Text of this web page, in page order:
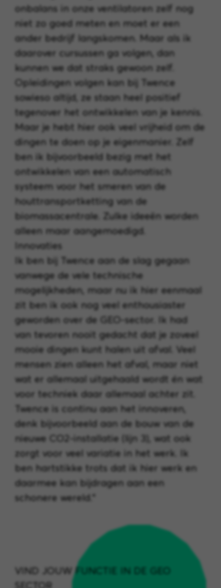
onbalans in onze ventilatoren zelf nog
niet zo goed meten en moet er een
ander bedrijf langskomen. Maar als ik
daarover cursussen ga volgen, dan
kunnen we dat straks gewoon zelf.
Opleidingen volgen kan bij Twence
sowieso altijd, ze staan heel positief
tegenover het ontwikkelen van je kennis.
Maar je hebt hier ook veel vrijheid om de
dingen te doen op je eigenmanier. Zelf
ben ik bijvoorbeeld bezig met het
ontwikkelen van een automatisch
systeem voor het smeren van de
houttransportketting van de
biomassacentrale. Zulke ideeën worden
alleen maar aangemoedigd.
Innovaties
Ik ben bij Twence aan de slag gegaan
vanwege de vele technische
mogelijkheden, maar nu ik hier eenmaal
zit ben ik ook nog veel enthousiaster
geworden over de GEO-sector. Ik had
van tevoren nooit gedacht dat je zoveel
mooie dingen kunt halen uit afval. Veel
mensen zien alleen het afval, maar niet
wat er allemaal uitgehaald wordt én wat
voor techniek daar allemaal achter zit.
Twence is continu aan het innoveren,
denk bijvoorbeeld aan de bouw van de
nieuwe CO2-installatie (lijn 3), wat ook
zorgt voor veel variatie in het werk. Ik
ben hartstikke trots dat ik hier werk en
daarmee kan bijdragen aan een
schonere wereld.”
VIND JOUW FUNCTIE IN DE GEO
SECTOR